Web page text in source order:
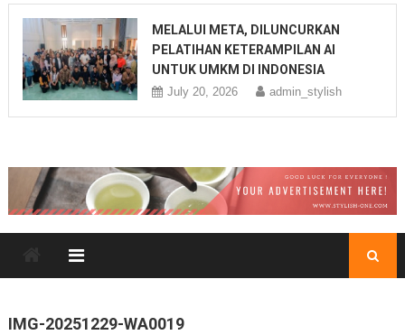
MELALUI META, DILUNCURKAN
PELATIHAN KETERAMPILAN AI
UNTUK UMKM DI INDONESIA
July 20, 2026 admin_stylish
IMG-20251229-WA0019